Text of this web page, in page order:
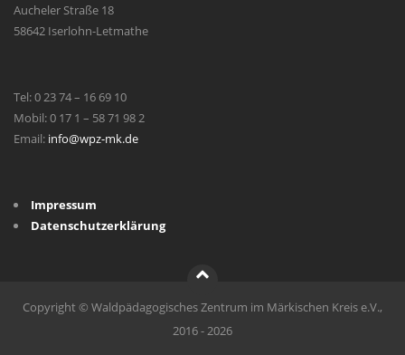
Aucheler Straße 18
58642 Iserlohn-Letmathe
Tel: 0 23 74 – 16 69 10
Mobil: 0 17 1 – 58 71 98 2
Email: info@wpz-mk.de
Impressum
Datenschutzerklärung
Copyright © Waldpädagogisches Zentrum im Märkischen Kreis e.V.,
2016 - 2026